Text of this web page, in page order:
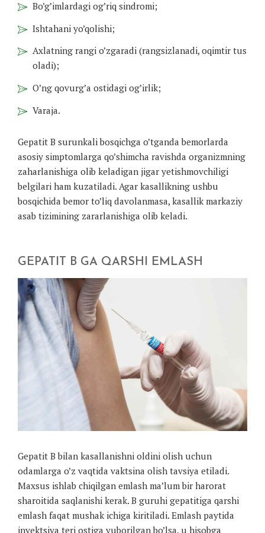
Bo’g’imlardagi og’riq sindromi;
Ishtahani yo’qolishi;
Axlatning rangi o’zgaradi (rangsizlanadi, oqimtir tus
oladi);
O’ng qovurg’a ostidagi og’irlik;
Varaja.
Gepatit B surunkali bosqichga o’tganda bemorlarda
asosiy simptomlarga qo’shimcha ravishda organizmning
zaharlanishiga olib keladigan jigar yetishmovchiligi
belgilari ham kuzatiladi. Agar kasallikning ushbu
bosqichida bemor to’liq davolanmasa, kasallik markaziy
asab tizimining zararlanishiga olib keladi.
GEPATIT B GA QARSHI EMLASH
Gepatit B bilan kasallanishni oldini olish uchun
odamlarga o’z vaqtida vaktsina olish tavsiya etiladi.
Maxsus ishlab chiqilgan emlash ma’lum bir harorat
sharoitida saqlanishi kerak. B guruhi gepatitiga qarshi
emlash faqat mushak ichiga kiritiladi. Emlash paytida
inyektsiya teri ostiga yuborilgan bo’lsa, u hisobga